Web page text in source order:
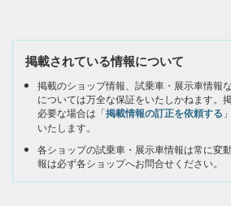
掲載されている情報について
掲載のショップ情報、試乗車・展示車情報
については万全な保証をいたしかねます。
必要な場合は「掲載情報の訂正を依頼する
いたします。
各ショップの試乗車・展示車情報は常に変
報は必ず各ショップへお問合せください。